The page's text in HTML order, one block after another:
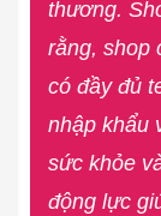
thương.
rằng, shop
có đầy đủ
nhập khẩu
sức khỏe
động lực